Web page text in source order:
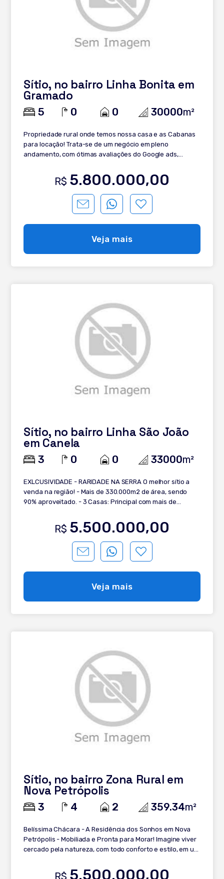
Sítio, no bairro Linha Bonita em
Gramado
5 0 0 30000m²
Propriedade rural onde temos nossa casa e as Cabanas
para locação! Trata-se de um negócio em pleno
andamento, com ótimas avaliações do Google ads,
etc) Galpão Estufa Vinhedos Frutíferas Placa solar
fotovoltaica que produz 60% em média do consumo total
Aproveitamento água da chuva para o lago e irrigação E
tantos outros detalhes que melhor falarmos
pessoalmente Matrícula somente das terras A
propriedade possui um gerador novo de 30 kVA que tem
capacidade, com folga, de abastecer toda a propriedade
em caso de necessidade, de forma automática!
R$ 5.800.000,00
Veja mais
Sítio, no bairro Linha São João
em Canela
3 0 0 33000m²
EXLCUSIVIDADE - RARIDADE NA SERRA O melhor sítio a
venda na região! - Mais de 330.000m2 de área, sendo
90% aproveitado. - 3 Casas: Principal com mais de
decorada. Segunda, casa histórica com mais de 50 anos,
em alvenaria IMPECÁVEL com padrão de luxo da época.
Terceira, uma casa de visitas, mobiliada e equipada. -
Mais de 12 hectares de Eucalipto plantado a ponto de
corte. - ?Casa de caseiro - ?3 galpões com maquinarios
completos para manutenção do sítio ( tratores,
cortadores de gramada, tobata, etc ) - ?Espaço cercaro
para criação de ovelhas. - ?Poço com água mineral (
podendo criar um negócio) - ?Pomar de árvores
R$ 5.500.000,00
Veja mais
Sítio, no bairro Zona Rural em
Nova Petrópolis
3 4 2 359.34m²
Belíssima Chácara - A Residência dos Sonhos em Nova
Petrópolis - Mobiliada e Pronta para Morar! Imagine viver
cercado pela natureza, com todo conforto e estilo, em um
R$ 5.500.000,00